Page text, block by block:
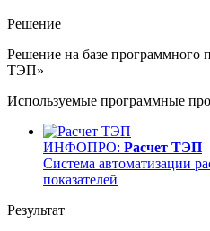
Решение
Решение на базе
ТЭП»
Используемые программные
ИНФОПРО: Расчет ТЭП
Система автоматизации
показателей
Результат